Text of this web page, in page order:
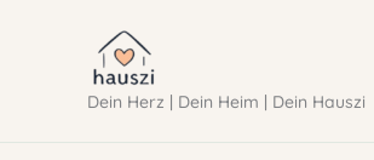
springenDein Herz | Dein Heim | Dein Hauszi